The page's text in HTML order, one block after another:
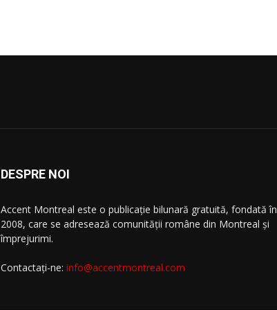
DESPRE NOI
Accent Montreal este o publicație bilunară gratuită, fondată în
2008, care se adresează comunităţii române din Montreal şi
împrejurimi.
Contactați-ne: info@accentmontreal.com